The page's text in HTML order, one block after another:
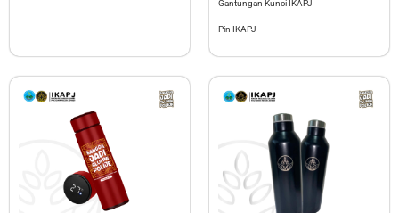
Gantungan Kunci IKAPJ
Pin IKAPJ